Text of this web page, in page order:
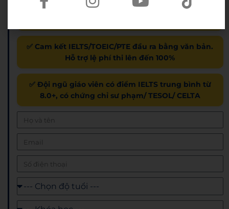
120 trường Đại học & Cao đẳng đã ký kết tại TP.HCM
✅ Cam kết IELTS/TOEIC/PTE đầu ra bằng văn bản.
Hỗ trợ lệ phí thi lên đến 100%
✅ Đội ngũ giáo viên có điểm IELTS trung bình từ
8.0+, có chứng chỉ sư phạm/ TESOL/ CELTA